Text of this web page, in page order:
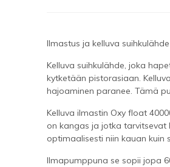
Ilmastus ja kelluva
Kelluva suihkulähde, joka
kytketään pistorasiaan.
hajoaminen paranee. Tämä
Kelluva ilmastin Oxy float
on kangas ja jotka tarvitsevat
optimaalisesti niin kauan kuin
Ilmapumppuna se sopii jopa